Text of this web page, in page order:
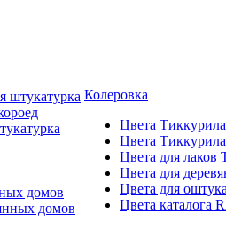
штукатурка
домов
домов
Колеровка
Цвета
Цвета
Цвета для лаков
Цвета для
Цвета для
Цвета каталога